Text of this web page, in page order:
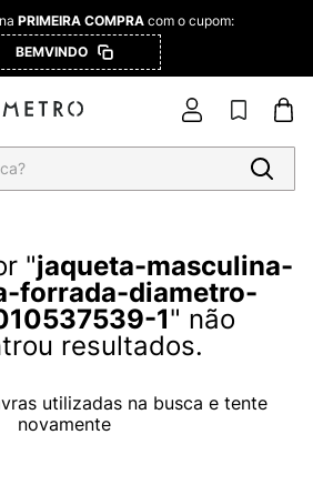
PRIMEIRA COMPRAcom o cupom:
BEMVINDO
jaqueta-masculina-
forrada-diametro-
1